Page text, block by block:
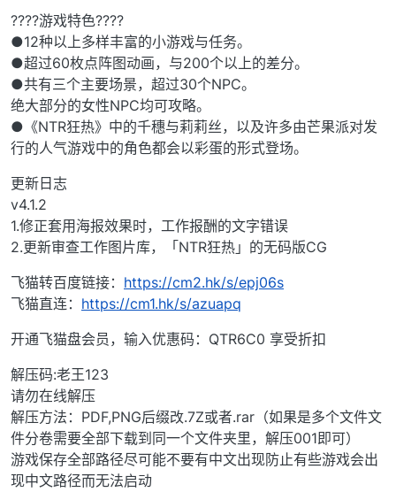
????游戏特色????
●12种以上多样丰富的小游戏与任务。
●超过60枚点阵图动画，与200个以上的差分。
●共有三个主要场景，超过30个NPC。
绝大部分的女性NPC均可攻略。
●《NTR狂热》中的千穗与莉莉丝，以及许多由芒果派对发
行的人气游戏中的角色都会以彩蛋的形式登场。
更新日志
v4.1.2
1.修正套用海报效果时，工作报酬的文字错误
2.更新审查工作图片库，「NTR狂热」的无码版CG
飞猫转百度链接： https://cm2.hk/s/epj06s
飞猫直连： https://cm1.hk/s/azuapq
开通飞猫盘会员，输入优惠码：QTR6C0 享受折扣
解压码:老王123
请勿在线解压
解压方法：PDF,PNG后缀改.7Z或者.rar（如果是多个文件文
件分卷需要全部下载到同一个文件夹里，解压001即可）
游戏保存全部路径尽可能不要有中文出现防止有些游戏会出
现中文路径而无法启动